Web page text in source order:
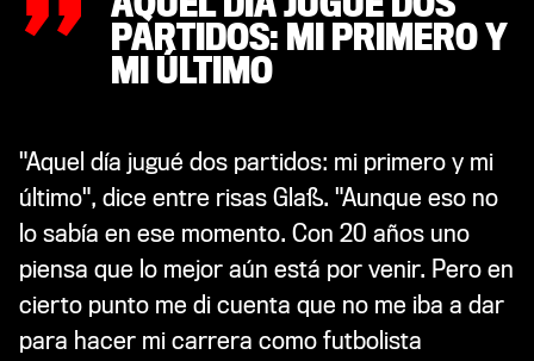
PARTIDOS: MI PRIMERO Y
MI ÚLTIMO
"Aquel día jugué dos partidos: mi primero y mi
último", dice entre risas Glaß. "Aunque eso no
lo sabía en ese momento. Con 20 años uno
piensa que lo mejor aún está por venir. Pero en
cierto punto me di cuenta que no me iba a dar
para hacer mi carrera como futbolista